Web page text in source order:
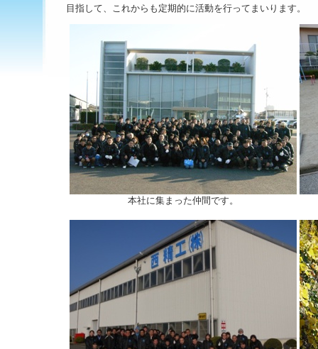
目指して、これからも定期的に活動を行ってまいります。
本社に集まった仲間です。